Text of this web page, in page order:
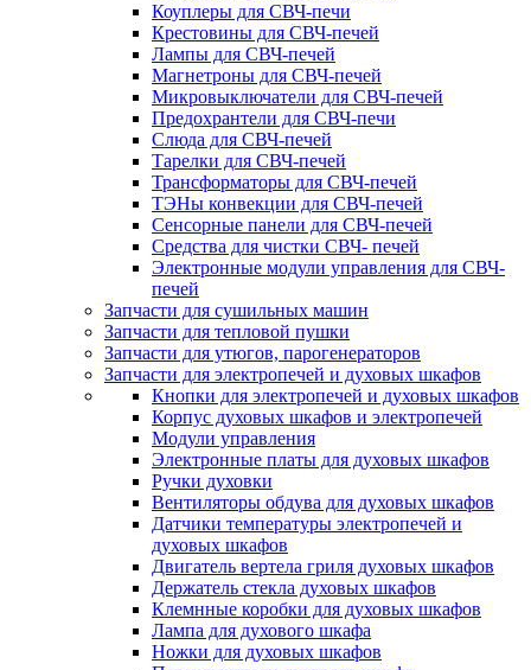
Коуплеры для СВЧ-печи
Крестовины для СВЧ-печей
Лампы для СВЧ-печей
Магнетроны для СВЧ-печей
Микровыключатели для СВЧ-печей
Предохрантели для СВЧ-печи
Слюда для СВЧ-печей
Тарелки для СВЧ-печей
Трансформаторы для СВЧ-печей
ТЭНы конвекции для СВЧ-печей
Сенсорные панели для СВЧ-печей
Средства для чистки СВЧ- печей
Электронные модули управления для СВЧ-
печей
Запчасти для сушильных машин
Запчасти для тепловой пушки
Запчасти для утюгов, парогенераторов
Запчасти для электропечей и духовых шкафов
Кнопки для электропечей и духовых шкафов
Корпус духовых шкафов и электропечей
Модули управления
Электронные платы для духовых шкафов
Ручки духовки
Вентиляторы обдува для духовых шкафов
Датчики температуры электропечей и
духовых шкафов
Двигатель вертела гриля духовых шкафов
Держатель стекла духовых шкафов
Клемнные коробки для духовых шкафов
Лампа для духового шкафа
Ножки для духовых шкафов